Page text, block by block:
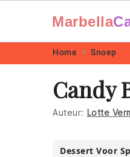
navigation
content
Marbella
Home Snoep
Candy
Auteur: Lotte
Dessert Voor